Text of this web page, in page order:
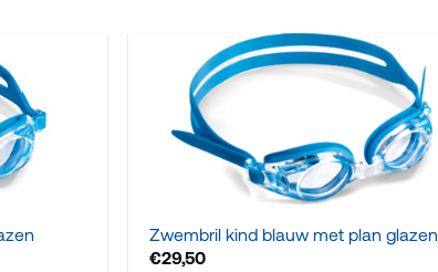
Zwembril kind blauw met plan glazen
€29,50